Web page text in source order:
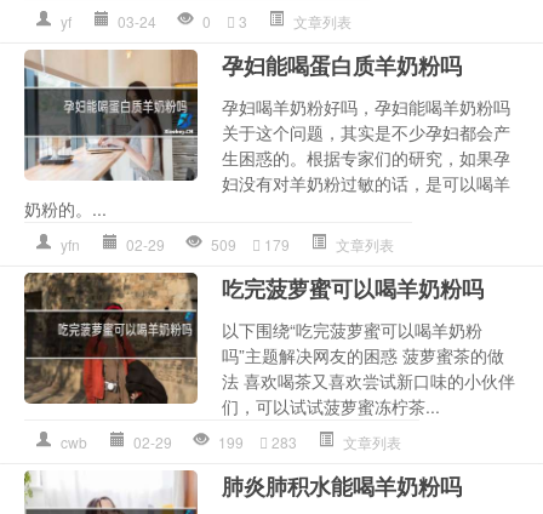
yf 03-24 0 3 文章列表
孕妇能喝蛋白质羊奶粉吗
孕妇喝羊奶粉好吗，孕妇能喝羊奶粉吗
关于这个问题，其实是不少孕妇都会产
生困惑的。根据专家们的研究，如果孕
妇没有对羊奶粉过敏的话，是可以喝羊
奶粉的。...
yfn 02-29 509 179 文章列表
吃完菠萝蜜可以喝羊奶粉吗
以下围绕“吃完菠萝蜜可以喝羊奶粉
吗”主题解决网友的困惑 菠萝蜜茶的做
法 喜欢喝茶又喜欢尝试新口味的小伙伴
们，可以试试菠萝蜜冻柠茶...
cwb 02-29 199 283 文章列表
肺炎肺积水能喝羊奶粉吗